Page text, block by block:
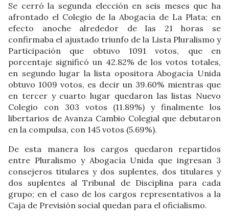
Se cerró la segunda elección en seis meses que ha
afrontado el Colegio de la Abogacía de La Plata; en
efecto anoche alrededor de las 21 horas se
confirmaba el ajustado triunfo de la Lista Pluralismo y
Participación que obtuvo 1091 votos, que en
porcentaje significó un 42.82% de los votos totales,
en segundo lugar la lista opositora Abogacía Unida
obtuvo 1009 votos, es decir un 39.60% mientras que
en tercer y cuarto lugar quedaron las listas Nuevo
Colegio con 303 votos (11.89%) y finalmente los
libertarios de Avanza Cambio Colegial que debutaron
en la compulsa, con 145 votos (5.69%).
De esta manera los cargos quedaron repartidos
entre Pluralismo y Abogacía Unida que ingresan 3
consejeros titulares y dos suplentes, dos titulares y
dos suplentes al Tribunal de Disciplina para cada
grupo; en el caso de los cargos representativos a la
Caja de Previsión social quedan para el oficialismo.